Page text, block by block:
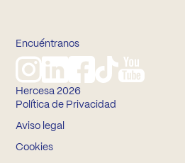
Encuéntranos
Hercesa 2026
Política de Privacidad
Aviso legal
Cookies